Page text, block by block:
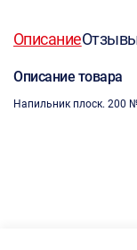
Описание
Описание товара
Напильник плоск. 200